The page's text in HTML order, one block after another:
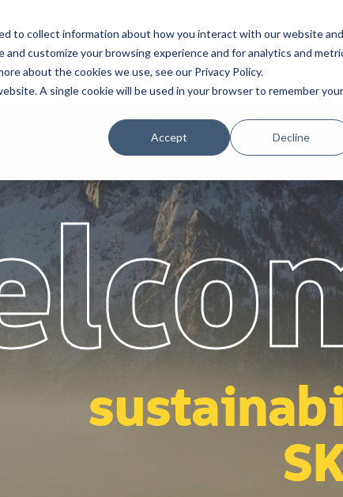
to collect information about how you interact with our website and
customize your browsing experience and for analytics and
about the cookies we use, see our Privacy Policy.
A single cookie will be used in your browser to remember your
Accept Decline
Servizi Partners Chi siamo